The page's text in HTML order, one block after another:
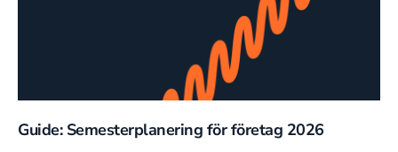
Guide: Semesterplanering för företag 2026